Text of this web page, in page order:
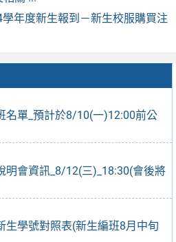
名單_預計於8/10(一)12:00前公
明會資訊_8/12(三)_18:30(會後將
生學號對照表(新生編班8月中旬
學年度新生報到－新生校服購買注